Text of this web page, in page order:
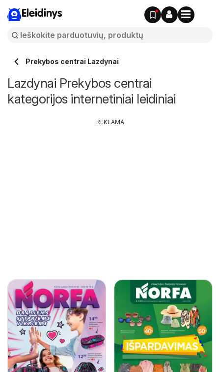
Eleidinys
Prekybos centrai Lazdynai
Lazdynai Prekybos centrai
kategorijos internetiniai leidiniai
REKLAMA